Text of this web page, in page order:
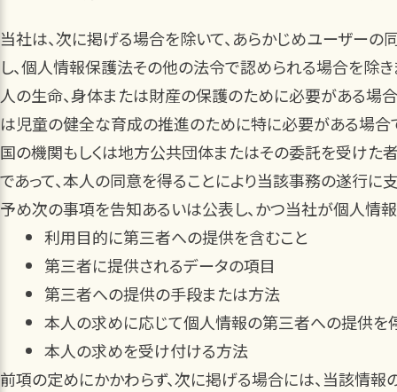
当社は、次に掲げる場合を除いて、あらかじめユーザーの
し、個人情報保護法その他の法令で認められる場合を除き
人の生命、身体または財産の保護のために必要がある場
は児童の健全な育成の推進のために特に必要がある場合
国の機関もしくは地方公共団体またはその委託を受けた
であって、本人の同意を得ることにより当該事務の遂行に
予め次の事項を告知あるいは公表し、かつ当社が個人情
利用目的に第三者への提供を含むこと
第三者に提供されるデータの項目
第三者への提供の手段または方法
本人の求めに応じて個人情報の第三者への提供を
本人の求めを受け付ける方法
前項の定めにかかわらず、次に掲げる場合には、当該情